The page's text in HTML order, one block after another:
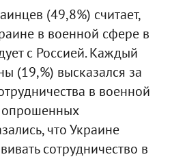
(49,8%) считает,
в военной сфере в
с Россией. Каждый
(19,%) высказался за
в военной
что Украине
сотрудничество в